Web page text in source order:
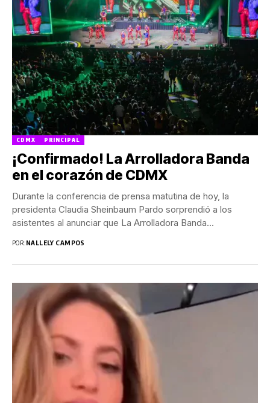
CDMX PRINCIPAL
¡Confirmado! La Arrolladora Banda
en el corazón de CDMX
Durante la conferencia de prensa matutina de hoy, la
presidenta Claudia Sheinbaum Pardo sorprendió a los
asistentes al anunciar que La Arrolladora Banda...
POR:NALLELY CAMPOS